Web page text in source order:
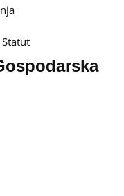
Statut